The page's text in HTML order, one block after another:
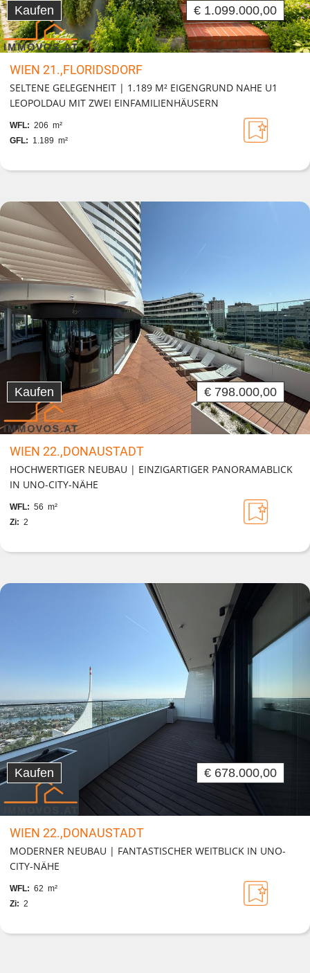
Kaufen € 1.099.000,00
WIEN 21.,FLORIDSDORF
SELTENE GELEGENHEIT | 1.189 M² EIGENGRUND NAHE U1
LEOPOLDAU MIT ZWEI EINFAMILIENHÄUSERN
WFL: 206 m²
GFL: 1.189 m²
Kaufen € 798.000,00
WIEN 22.,DONAUSTADT
HOCHWERTIGER NEUBAU | EINZIGARTIGER PANORAMABLICK
IN UNO-CITY-NÄHE
WFL: 56 m²
Zi: 2
Kaufen € 678.000,00
WIEN 22.,DONAUSTADT
MODERNER NEUBAU | FANTASTISCHER WEITBLICK IN UNO-
CITY-NÄHE
WFL: 62 m²
Zi: 2